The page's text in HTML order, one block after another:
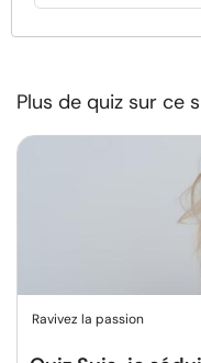
Plus de quiz sur ce
Ravivez la passion